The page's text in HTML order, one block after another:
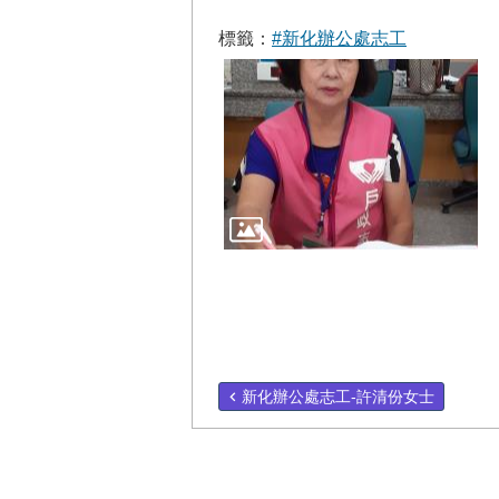
標籤： #新化辦公處志工
新化辦公處志工-許清份女士